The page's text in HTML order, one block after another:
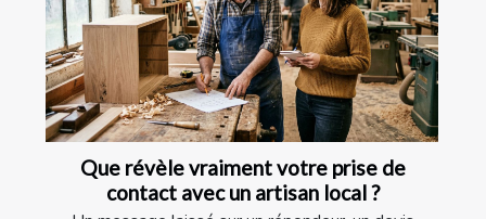
Que révèle vraiment votre prise de
contact avec un artisan local ?